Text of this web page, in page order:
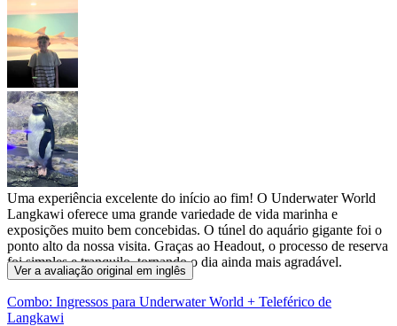
Uma experiência excelente do início ao fim! O Underwater World
Langkawi oferece uma grande variedade de vida marinha e
exposições muito bem concebidas. O túnel do aquário gigante foi o
ponto alto da nossa visita. Graças ao Headout, o processo de reserva
foi simples e tranquilo, tornando o dia ainda mais agradável.
Ver a avaliação original em inglês
Combo: Ingressos para Underwater World + Teleférico de
Langkawi